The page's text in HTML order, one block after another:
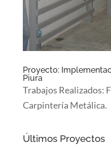
Proyecto:
Piura
Trabajos Realizados:
Carpintería Metálica.
Últimos Proyectos